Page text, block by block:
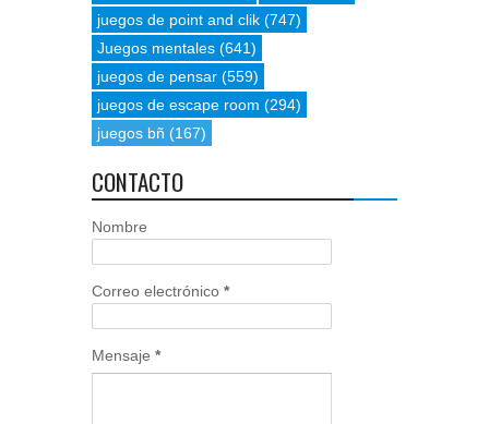
juegos de point and clik (747)
Juegos mentales (641)
juegos de pensar (559)
juegos de escape room (294)
juegos bñ (167)
CONTACTO
Nombre
Correo electrónico *
Mensaje *